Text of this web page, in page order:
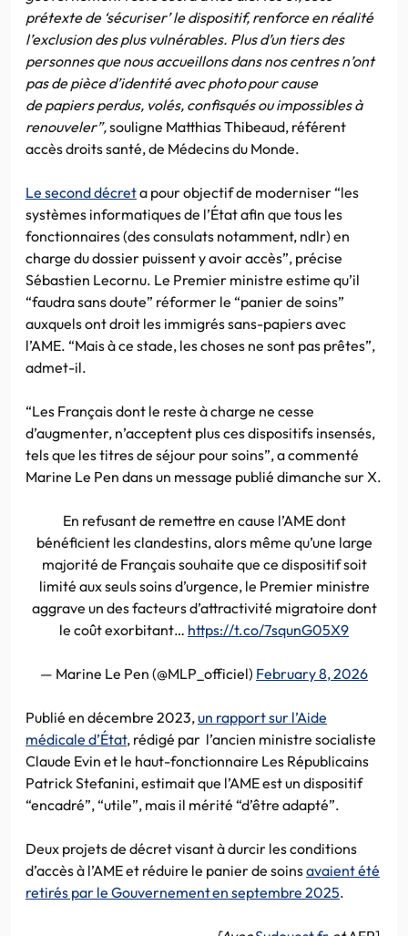
prétexte de ‘sécuriser’ le dispositif, renforce en réalité
l’exclusion des plus vulnérables. Plus d’un tiers des
personnes que nous accueillons dans nos centres n’ont
pas de pièce d’identité avec photo pour cause
de papiers perdus, volés, confisqués ou impossibles à
renouveler”,souligne Matthias Thibeaud, référent
accès droits santé, de Médecins du Monde.
Le second décreta pour objectif de moderniser “les
systèmes informatiques de l’État afin que tous les
fonctionnaires (des consulats notamment, ndlr) en
charge du dossier puissent y avoir accès”, précise
Sébastien Lecornu. Le Premier ministre estime qu’il
“faudra sans doute” réformer le “panier de soins”
auxquels ont droit les immigrés sans-papiers avec
l’AME. “Mais à ce stade, les choses ne sont pas prêtes”,
admet-il.
“Les Français dont le reste à charge ne cesse
d’augmenter, n’acceptent plus ces dispositifs insensés,
tels que les titres de séjour pour soins”, a commenté
Marine Le Pen dans un message publié dimanche sur X.
En refusant de remettre en cause l’AME dont
bénéficient les clandestins, alors même qu’une large
majorité de Français souhaite que ce dispositif soit
limité aux seuls soins d’urgence, le Premier ministre
aggrave un des facteurs d’attractivité migratoire dont
le coût exorbitant… https://t.co/7squnG05X9
— Marine Le Pen (@MLP_officiel) February 8, 2026
Publié en décembre 2023,un rapport sur l’Aide
médicale d’État, rédigé par l’ancien ministre socialiste
Claude Evin et le haut-fonctionnaire Les Républicains
Patrick Stefanini, estimait que l’AME est un dispositif
“encadré”, “utile”, mais il mérité “d’être adapté”.
Deux projets de décret visant à durcir les conditions
d’accès à l’AME et réduire le panier de soinsavaient été
retirés par le Gouvernement en septembre 2025.